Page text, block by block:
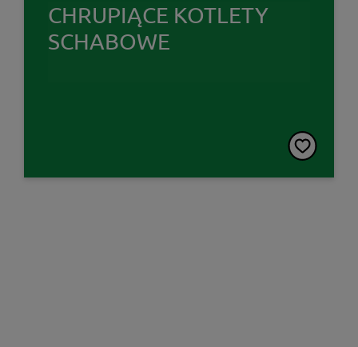
CHRUPIĄCE KOTLETY
SCHABOWE